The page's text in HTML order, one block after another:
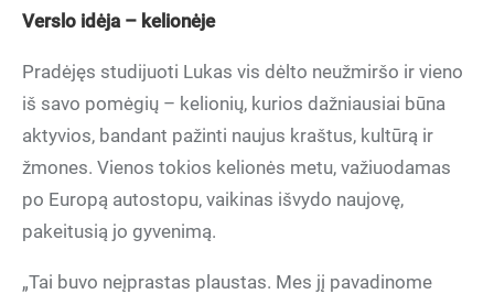
Verslo idėja – kelionėje
Pradėjęs studijuoti Lukas vis dėlto neužmiršo ir vieno
iš savo pomėgių – kelionių, kurios dažniausiai būna
aktyvios, bandant pažinti naujus kraštus, kultūrą ir
žmones. Vienos tokios kelionės metu, važiuodamas
po Europą autostopu, vaikinas išvydo naujovę,
pakeitusią jo gyvenimą.
„Tai buvo neįprastas plaustas. Mes jį pavadinome